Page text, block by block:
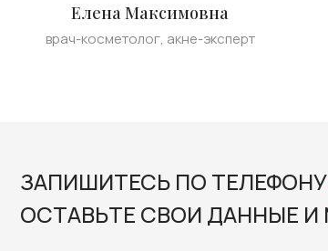
Елена Максимовна
врач-косметолог, акне-эксперт
ЗАПИШИТЕСЬ ПО ТЕЛЕФОНУ
ОСТАВЬТЕ СВОИ ДАННЫЕ